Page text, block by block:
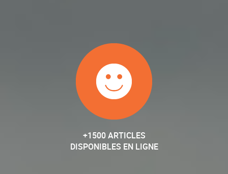
+1500 ARTICLES
DISPONIBLES EN LIGNE